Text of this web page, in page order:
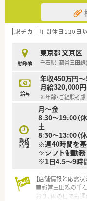
【職場環境と雰囲気
■入社3年後の定着
業員の満足度が非
好で風通しの良い
■経営者が薬剤師
に反映されやすい
【こんな取り組み
■薬剤師国保に加
よう差額を手当と
■育児休業からの
やすい環境を会社
■患者様第一の方
念できる環境を整
駅チカ 年間休日120日
勤務地
東京都 文京区
千石駅 (都営三田線)
給与
年収450万円
月給320,000
※年齢・ご経験考慮
勤務
時間
月～金
8:30～19:00（休
土
8:30～13:00（休
※週40時間を
※シフト制勤務
※1日4.5～9時
【店舗情報と応需状
■都営三田線の千
おり、雨の日でも